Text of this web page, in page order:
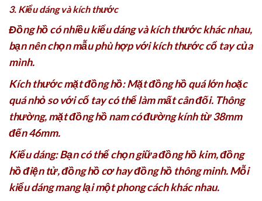
3. Kiểu dáng và kích thước
Đồng hồ có nhiều kiểu dáng và kích thước khác nhau,
bạn nên chọn mẫu phù hợp với kích thước cổ tay của
mình.
Kích thước mặt đồng hồ: Mặt đồng hồ quá lớn hoặc
quá nhỏ so với cổ tay có thể làm mất cân đối. Thông
thường, mặt đồng hồ nam có đường kính từ 38mm
đến 46mm.
Kiểu dáng: Bạn có thể chọn giữa đồng hồ kim, đồng
hồ điện tử, đồng hồ cơ hay đồng hồ thông minh. Mỗi
kiểu dáng mang lại một phong cách khác nhau.